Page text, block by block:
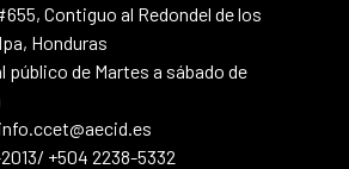
Contiguo al Redondel de los
Honduras
público de Martes a sábado de
+504 2238-5332